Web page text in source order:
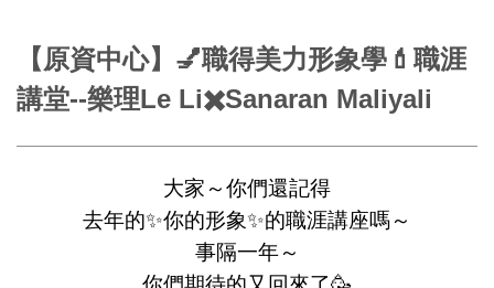
【原資中心】💅職得美力形象學💄職涯
講堂--樂理Le Li✖️Sanaran Maliyali
大家～你們還記得
去年的✨你的形象✨的職涯講座嗎～
事隔一年～